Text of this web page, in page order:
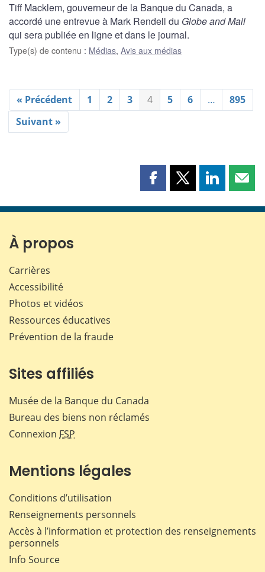
Tiff Macklem, gouverneur de la Banque du Canada, a
accordé une entrevue à Mark Rendell du Globe and Mail
qui sera publiée en ligne et dans le journal.
Type(s) de contenu : Médias, Avis aux médias
« Précédent 1 2 3 4 5 6 …
895
Suivant »
Partager
page
Partager
page
Partager
page page
À propos
Carrières
Accessibilité
Photos et vidéos
Ressources éducatives
Prévention de la fraude
Sites affiliés
Musée de la Banque du Canada
Bureau des biens non réclamés
Connexion FSP
Mentions légales
Conditions d’utilisation
Renseignements personnels
Accès à l’information et protection des renseignements
personnels
Info Source